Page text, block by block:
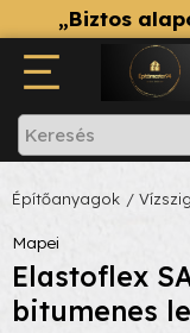
„Biztos
Építőanyagok /
Mapei
Elastoflex
bitumenes